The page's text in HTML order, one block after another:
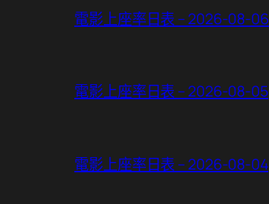
電影上座率日表 – 2026-08-06
電影上座率日表 – 2026-08-05
電影上座率日表 – 2026-08-04